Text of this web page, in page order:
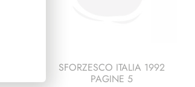
SFORZESCO ITALIA 1992
PAGINE 5